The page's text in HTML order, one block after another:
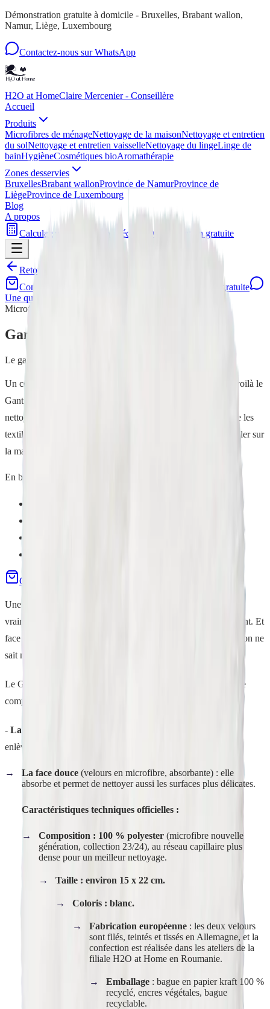
Démonstration gratuite à domicile - Bruxelles, Brabant wallon,
Namur, Liège, Luxembourg
Contactez-nous sur WhatsApp
H2O at HomeClaire Mercenier - Conseillère
Accueil
Produits
Microfibres de ménageNettoyage de la maisonNettoyage et entretien
du solNettoyage et entretien vaisselleNettoyage du lingeLinge de
bainHygièneCosmétiques bioAromathérapie
Zones desservies
BruxellesBrabant wallonProvince de NamurProvince de
LiègeProvince de Luxembourg
Blog
A propos
Calculateur
Rejoindre mon équipe Démonstration gratuite
Retour a
Commander sur la boutique
Demander une demo gratuite
Une question ? WhatsApp
Microfibres de ménage
Gant Multi-Usages
Le gant double face pour toutes les surfaces
Un côté qui gratte, un côté qui absorbe, et rien que de l'eau : voilà le
Gant Multi-Usages. C'est la microfibre à portée de main pour
nettoyer et décrasser les surfaces les plus inimaginables, même les
textiles qui ne passent pas au lave-linge. Un vrai 2-en-1, à enfiler sur
la main pour garder une prise parfaite sans se salir les doigts.
En bref
Commander
Une éponge classique n'a qu'une seule texture : on frotte sans
vraiment décoller la saleté incrustée, et il faut en racheter souvent. Et
face à une tache sur un canapé, un siège de voiture ou un mur, on ne
sait même pas quoi utiliser sans risquer d'abîmer la surface.
Le Gant Multi-Usages est un
avec deux faces qui se
complètent :
- La face picot
enlève les salissures en profondeur, sur les surfaces résistantes.
La face douce (velours en microfibre, absorbante) : elle
absorbe et permet de nettoyer aussi les surfaces plus délicates.
Caractéristiques techniques officielles :
Composition : 100 % polyester (microfibre nouvelle
génération, collection 23/24), au réseau capillaire plus
dense pour un meilleur nettoyage.
Taille : environ 15 x 22 cm.
Coloris : blanc.
Fabrication européenne : les deux velours
sont filés, teintés et tissés en Allemagne, et la
confection est réalisée dans les ateliers de la
filiale H2O at Home en Roumanie.
Emballage : bague en papier kraft 100 %
recyclé, encres végétales, bague
recyclable.